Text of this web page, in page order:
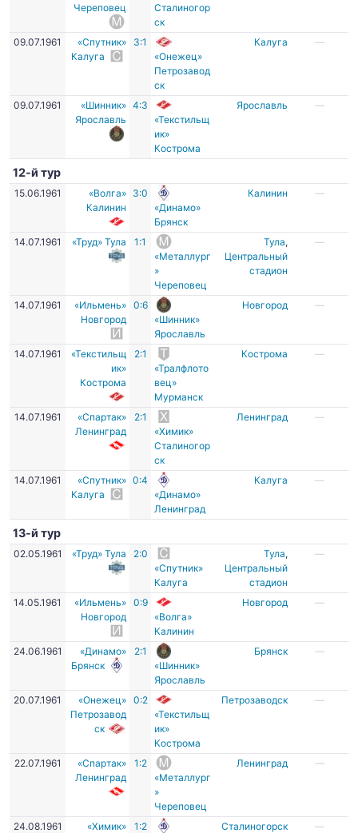
Череповец
Сталиногор
ск
09.07.1961
«Спутник»
Калуга
3:1
«Онежец»
Петрозавод
ск
Калуга —
09.07.1961
«Шинник»
Ярославль
4:3
«Текстильщ
ик»
Кострома
Ярославль —
12-й тур
15.06.1961
«Волга»
Калинин
3:0
«Динамо»
Брянск
Калинин —
14.07.1961 «Труд» Тула
1:1
«Металлург
»
Череповец
Тула,
Центральный
стадион
—
14.07.1961
«Ильмень»
Новгород
0:6
«Шинник»
Ярославль
Новгород —
14.07.1961
«Текстильщ
ик»
Кострома
2:1
«Тралфлото
вец»
Мурманск
Кострома —
14.07.1961
«Спартак»
Ленинград
2:1
«Химик»
Сталиногор
ск
Ленинград —
14.07.1961
«Спутник»
Калуга
0:4
«Динамо»
Ленинград
Калуга —
13-й тур
02.05.1961 «Труд» Тула
2:0
«Спутник»
Калуга
Тула,
Центральный
стадион
—
14.05.1961
«Ильмень»
Новгород
0:9
«Волга»
Калинин
Новгород —
24.06.1961
«Динамо»
Брянск
2:1
«Шинник»
Ярославль
Брянск —
20.07.1961
«Онежец»
Петрозавод
ск
0:2
«Текстильщ
ик»
Кострома
Петрозаводск —
22.07.1961
«Спартак»
Ленинград
1:2
«Металлург
»
Череповец
Ленинград —
24.08.1961 «Химик» 1:2 Сталиногорск —